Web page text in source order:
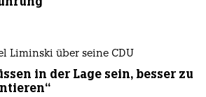
Liminski über seine CDU
in der Lage sein, besser zu